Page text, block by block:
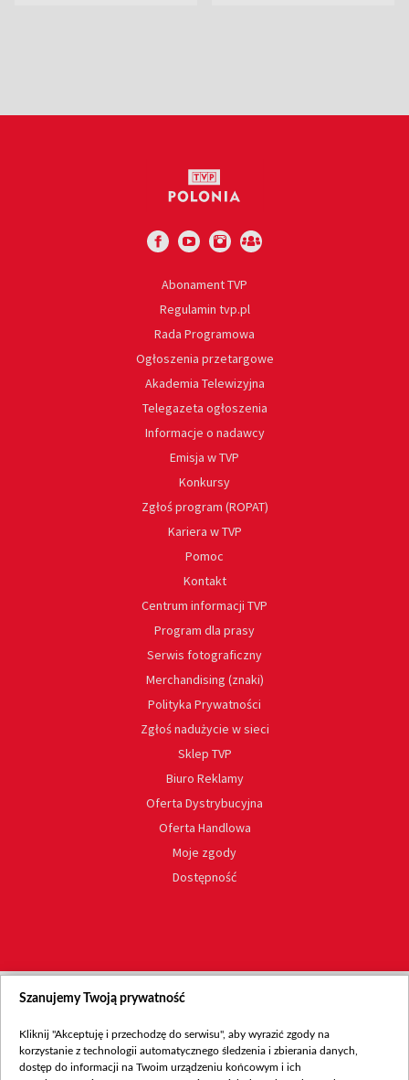
Abonament TVP
Regulamin tvp.pl
Rada Programowa
Ogłoszenia przetargowe
Akademia Telewizyjna
Telegazeta ogłoszenia
Informacje o nadawcy
Emisja w TVP
Konkursy
Zgłoś program (ROPAT)
Kariera w TVP
Pomoc
Kontakt
Centrum informacji TVP
Program dla prasy
Serwis fotograficzny
Merchandising (znaki)
Polityka Prywatności
Zgłoś nadużycie w sieci
Sklep TVP
Biuro Reklamy
Oferta Dystrybucyjna
Oferta Handlowa
Moje zgody
Dostępność
Szanujemy Twoją prywatność
Kliknij "Akceptuję i przechodzę do serwisu", aby wyrazić zgody na
korzystanie z technologii automatycznego śledzenia i zbierania danych,
dostęp do informacji na Twoim urządzeniu końcowym i ich